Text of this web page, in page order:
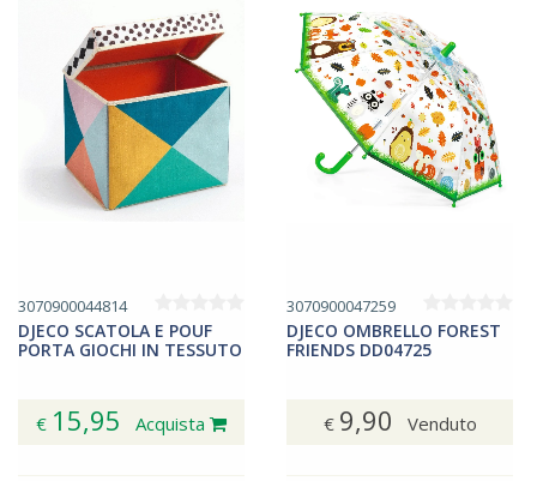
3070900044814
DJECO SCATOLA E POUF
PORTA GIOCHI IN TESSUTO
€ 15,95 Acquista
3070900047259
DJECO OMBRELLO FOREST
FRIENDS DD04725
€ 9,90 Venduto